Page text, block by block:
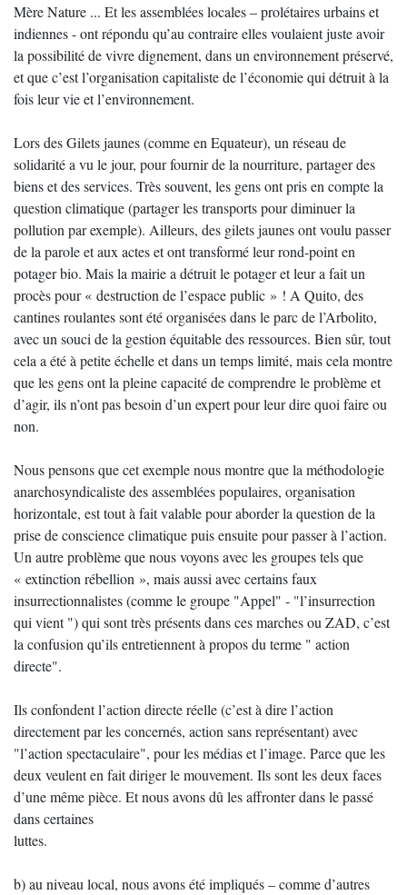
Mère Nature ... Et les assemblées locales – prolétaires urbains et
indiennes - ont répondu qu’au contraire elles voulaient juste avoir
la possibilité de vivre dignement, dans un environnement préservé,
et que c’est l’organisation capitaliste de l’économie qui détruit à la
fois leur vie et l’environnement.
Lors des Gilets jaunes (comme en Equateur), un réseau de
solidarité a vu le jour, pour fournir de la nourriture, partager des
biens et des services. Très souvent, les gens ont pris en compte la
question climatique (partager les transports pour diminuer la
pollution par exemple). Ailleurs, des gilets jaunes ont voulu passer
de la parole et aux actes et ont transformé leur rond-point en
potager bio. Mais la mairie a détruit le potager et leur a fait un
procès pour « destruction de l’espace public » ! A Quito, des
cantines roulantes sont été organisées dans le parc de l’Arbolito,
avec un souci de la gestion équitable des ressources. Bien sûr, tout
cela a été à petite échelle et dans un temps limité, mais cela montre
que les gens ont la pleine capacité de comprendre le problème et
d’agir, ils n’ont pas besoin d’un expert pour leur dire quoi faire ou
non.
Nous pensons que cet exemple nous montre que la méthodologie
anarchosyndicaliste des assemblées populaires, organisation
horizontale, est tout à fait valable pour aborder la question de la
prise de conscience climatique puis ensuite pour passer à l’action.
Un autre problème que nous voyons avec les groupes tels que
« extinction rébellion », mais aussi avec certains faux
insurrectionnalistes (comme le groupe "Appel" - "l’insurrection
qui vient ") qui sont très présents dans ces marches ou ZAD, c’est
la confusion qu’ils entretiennent à propos du terme " action
directe".
Ils confondent l’action directe réelle (c’est à dire l’action
directement par les concernés, action sans représentant) avec
"l’action spectaculaire", pour les médias et l’image. Parce que les
deux veulent en fait diriger le mouvement. Ils sont les deux faces
d’une même pièce. Et nous avons dû les affronter dans le passé
dans certaines
luttes.
b) au niveau local, nous avons été impliqués – comme d’autres